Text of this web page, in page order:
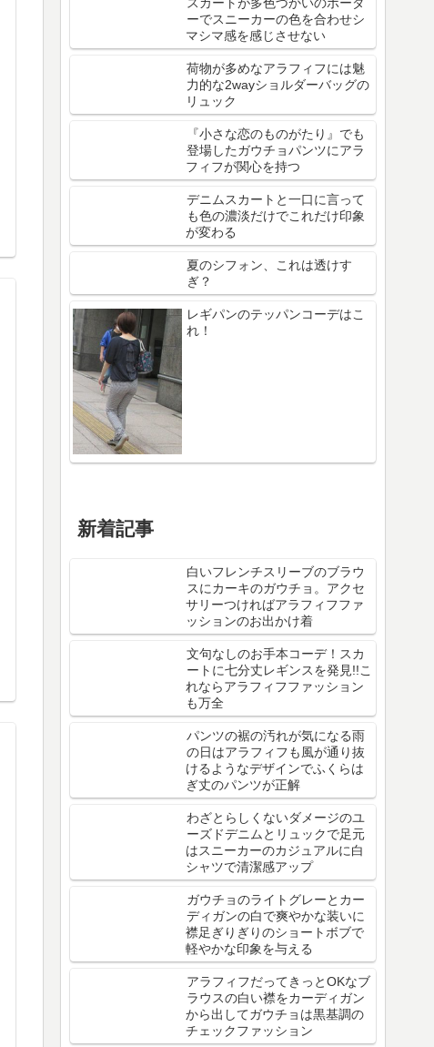
ーでスニーカーの色を合わせシ
マシマ感を感じさせない
荷物が多めなアラフィフには魅
力的な2wayショルダーバッグの
リュック
『小さな恋のものがたり』でも
登場したガウチョパンツにアラ
フィフが関心を持つ
デニムスカートと一口に言って
も色の濃淡だけでこれだけ印象
が変わる
夏のシフォン、これは透けす
ぎ？
レギパンのテッパンコーデはこ
れ！
新着記事
白いフレンチスリーブのブラウ
スにカーキのガウチョ。アクセ
サリーつければアラフィフファ
ッションのお出かけ着
文句なしのお手本コーデ！スカ
ートに七分丈レギンスを発見!!こ
れならアラフィフファッション
も万全
パンツの裾の汚れが気になる雨
の日はアラフィフも風が通り抜
けるようなデザインでふくらは
ぎ丈のパンツが正解
わざとらしくないダメージのユ
ーズドデニムとリュックで足元
はスニーカーのカジュアルに白
シャツで清潔感アップ
ガウチョのライトグレーとカー
ディガンの白で爽やかな装いに
襟足ぎりぎりのショートボブで
軽やかな印象を与える
アラフィフだってきっとOKなブ
ラウスの白い襟をカーディガン
から出してガウチョは黒基調の
チェックファッション